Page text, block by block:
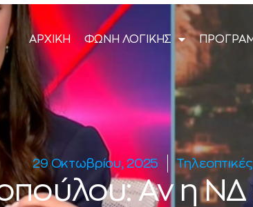
ΑΡΧΙΚΗ ΦΩΝΗ ΛΟΓΙΚΗΣ
29 Οκτωβρίου, 2025
Αν η ΝΔ